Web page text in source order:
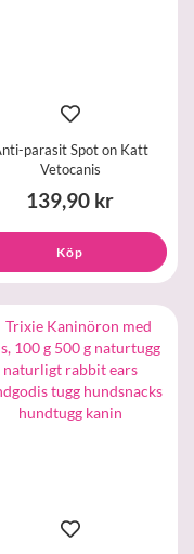
parasit Spot on Katt
Vetocanis
139,90 kr
Köp